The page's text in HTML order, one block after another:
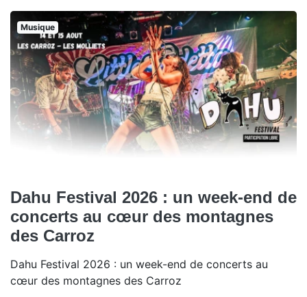
Musique
Dahu Festival 2026 : un week-end de
concerts au cœur des montagnes
des Carroz
Dahu Festival 2026 : un week-end de concerts au
cœur des montagnes des Carroz